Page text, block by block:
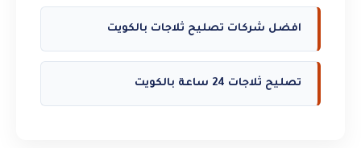
افضل شركات تصليح ثلاجات بالكويت
تصليح ثلاجات 24 ساعة بالكويت